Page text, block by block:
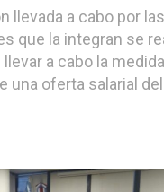
llevada a cabo por las
que la integran se
a cabo la
una oferta salarial